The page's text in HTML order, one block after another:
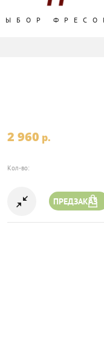
2 960 p.
Кол-во:
ПРЕДЗАКАЗ